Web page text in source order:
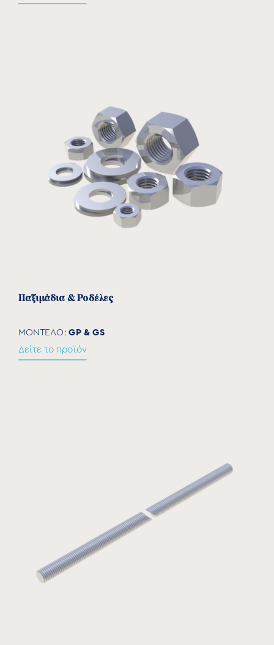
Παξιμάδια & Ροδέλες
ΜΟΝΤΕΛΟ:GP & GS
Δείτε το προϊόν